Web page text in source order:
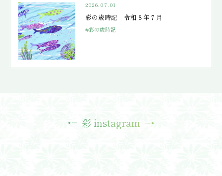
2026.07.01
彩の歳時記 令和８年７月
#彩の歳時記
彩 instagram